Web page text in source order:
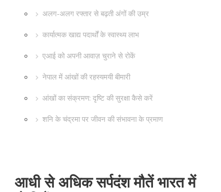
अलग-अलग रफ्तार से बढ़ती अंगों की उम्र
कार्यात्मक खाद्य पदार्थों के स्वास्थ्य लाभ
एआई को अपनी आवाज़ चुराने से रोकें
नेपाल में आंखों की रहस्यमयी बीमारी
आंखों का संक्रमण: दृष्टि की सुरक्षा कैसे करें
शनि के चंद्रमा पर जीवन की संभावना के प्रमाण
आधी से अधिक सर्पदंश मौतें भारत में